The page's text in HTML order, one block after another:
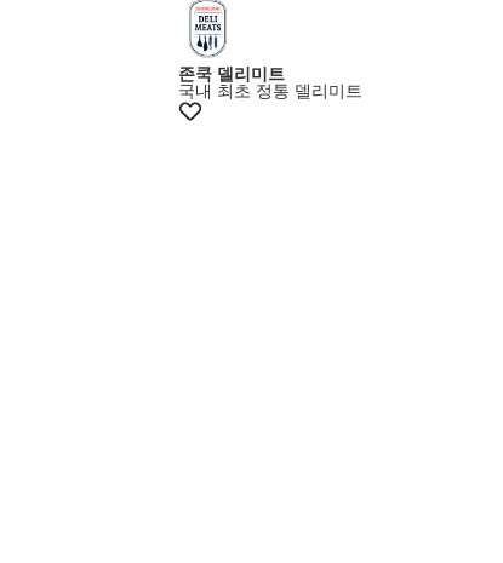
존쿡 델리미트
국내 최초 정통 델리미트